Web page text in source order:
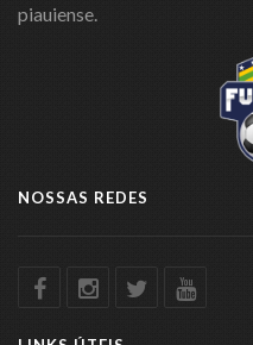
piauiense.
NOSSAS REDES